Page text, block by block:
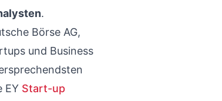
.
Börse AG,
und Business
EY Start-up